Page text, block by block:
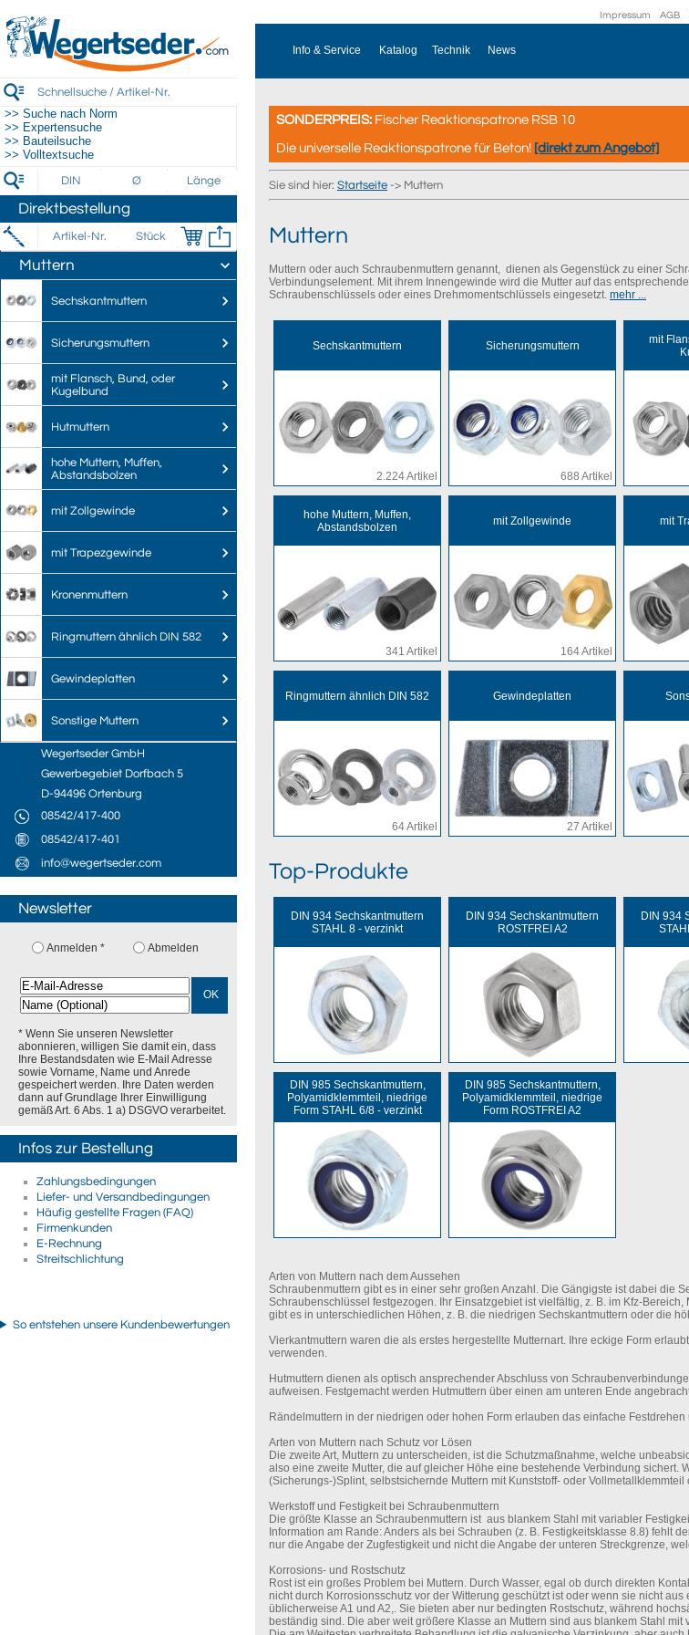
>> Suche nach Norm
>> Expertensuche
>> Bauteilsuche
>> Volltextsuche
Direktbestellung
Muttern
Sechskantmuttern
Sicherungsmuttern
mit Flansch, Bund, oder
Kugelbund
Hutmuttern
hohe Muttern, Muffen,
Abstandsbolzen
mit Zollgewinde
mit Trapezgewinde
Kronenmuttern
Ringmuttern ähnlich DIN 582
Gewindeplatten
Sonstige Muttern
Wegertseder GmbH
Gewerbegebiet Dorfbach 5
D-94496 Ortenburg
08542/417-400
08542/417-401
info@wegertseder.com
Newsletter
Anmelden * Abmelden
OK
* Wenn Sie unseren Newsletter
abonnieren, willigen Sie damit ein, dass
Ihre Bestandsdaten wie E-Mail Adresse
sowie Vorname, Name und Anrede
gespeichert werden. Ihre Daten werden
dann auf Grundlage Ihrer Einwilligung
gemäß Art. 6 Abs. 1 a) DSGVO verarbeitet.
Infos zur Bestellung
Zahlungsbedingungen
Liefer- und Versandbedingungen
Häufig gestellte Fragen (FAQ)
Firmenkunden
E-Rechnung
Streitschlichtung
Impressum AGB
Info & Service Katalog Technik News
SONDERPREIS: Fischer Reaktionspatrone RSB 10
Die universelle Reaktionspatrone für Beton! [direkt zum Angebot]
Sie sind hier: Startseite -> Muttern
Muttern
Muttern oder auch Schraubenmuttern genannt, dienen als Gegenstück zu einer
Verbindungselement. Mit ihrem Innengewinde wird die Mutter auf das
Schraubenschlüssels oder eines Drehmomentschlüssels eingesetzt. mehr ...
Sechskantmuttern
2.224 Artikel
Sicherungsmuttern
688 Artikel
mit
hohe Muttern, Muffen,
Abstandsbolzen
341 Artikel
mit Zollgewinde
164 Artikel
mit
Ringmuttern ähnlich DIN 582
64 Artikel
Gewindeplatten
27 Artikel
Top-Produkte
DIN 934 Sechskantmuttern
STAHL 8 - verzinkt
DIN 934 Sechskantmuttern
ROSTFREI A2
DIN 934
DIN 985 Sechskantmuttern,
Polyamidklemmteil, niedrige
Form STAHL 6/8 - verzinkt
DIN 985 Sechskantmuttern,
Polyamidklemmteil, niedrige
Form ROSTFREI A2
Arten von Muttern nach dem Aussehen
Schraubenmuttern gibt es in einer sehr großen Anzahl. Die Gängigste ist dabei die
Schraubenschlüssel festgezogen. Ihr Einsatzgebiet ist vielfältig, z. B. im Kfz-
gibt es in unterschiedlichen Höhen, z. B. die niedrigen Sechskantmuttern oder die
Vierkantmuttern waren die als erstes hergestellte Mutternart. Ihre eckige Form
verwenden.
Hutmuttern dienen als optisch ansprechender Abschluss von
aufweisen. Festgemacht werden Hutmuttern über einen am unteren Ende
Rändelmuttern in der niedrigen oder hohen Form erlauben das einfache
Arten von Muttern nach Schutz vor Lösen
Die zweite Art, Muttern zu unterscheiden, ist die Schutzmaßnahme, welche
also eine zweite Mutter, die auf gleicher Höhe eine bestehende Verbindung sichert.
(Sicherungs-)Splint, selbstsichernde Muttern mit Kunststoff- oder Vollmetallklemmteil
Werkstoff und Festigkeit bei Schraubenmuttern
Die größte Klasse an Schraubenmuttern ist aus blankem Stahl mit variabler
Information am Rande: Anders als bei Schrauben (z. B. Festigkeitsklasse 8.8) fehlt
nur die Angabe der Zugfestigkeit und nicht die Angabe der unteren Streckgrenze,
Korrosions- und Rostschutz
Rost ist ein großes Problem bei Muttern. Durch Wasser, egal ob durch direkten
nicht durch Korrosionsschutz vor der Witterung geschützt ist oder wenn sie nicht
üblicherweise A1 und A2,. Sie bieten aber nur bedingten Rostschutz, während
beständig sind. Die aber weit größere Klasse an Muttern sind aus blankem Stahl
So entstehen unsere Kundenbewertungen